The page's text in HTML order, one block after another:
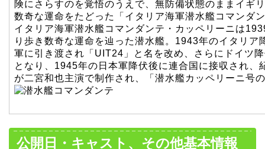
険にさらすのを覚悟のうえで、無防備状態のままイ
数奇な運命をたどった「イタリア海軍潜水艦コマンダ
イタリア海軍潜水艦コマンダンテ・カッペリーニは
り歩き数奇な運命を辿った潜水艦。1943年のイタリ
軍に引き渡され「UIT24」と名を改め、さらにドイツ
となり、1945年の日本軍降伏後に連合国に接収され
が二宮和也主演で制作され、「潜水艦カッペリーニ号
公開日・キャスト、その他基本情報